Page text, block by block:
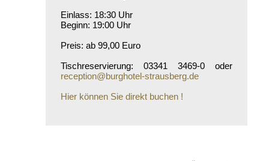
Einlass: 18:30 Uhr
Beginn: 19:00 Uhr
Preis: ab 99,00 Euro
Tischreservierung: 03341 3469-0 oder
reception@burghotel-strausberg.de
Hier können Sie direkt buchen !